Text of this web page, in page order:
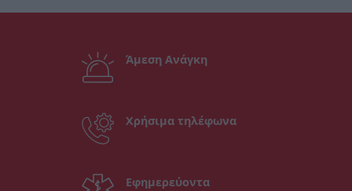
Άμεση Ανάγκη
Χρήσιμα τηλέφωνα
Εφημερεύοντα